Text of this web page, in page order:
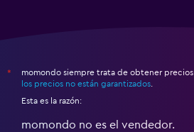
*
momondo siempre trata de obtener precios
los precios no están garantizados
Esta es la razón:
momondo no es el vendedor.